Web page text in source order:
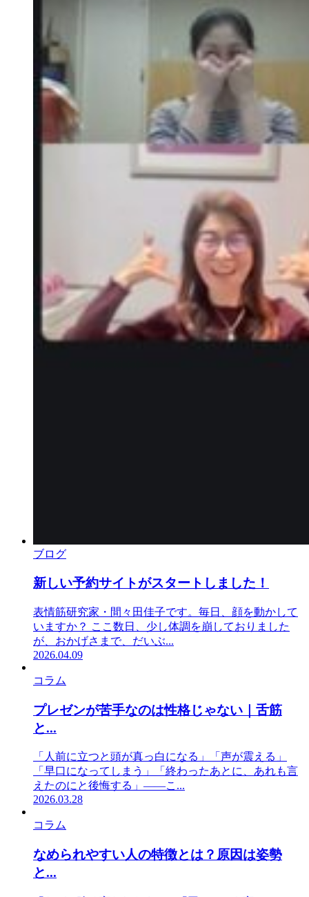
ブログ
新しい予約サイトがスタートしました！
表情筋研究家・間々田佳子です。毎日、顔を動かして
いますか？ ここ数日、少し体調を崩しておりました
が、おかげさまで、だいぶ...
2026.04.09
コラム
プレゼンが苦手なのは性格じゃない｜舌筋
と...
「人前に立つと頭が真っ白になる」「声が震える」
「早口になってしまう」「終わったあとに、あれも言
えたのにと後悔する」——こ...
2026.03.28
コラム
なめられやすい人の特徴とは？原因は姿勢
と...